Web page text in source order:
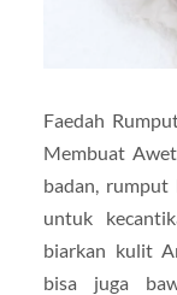
Faedah
Membuat
badan, rumput
untuk
biarkan kulit
bisa juga